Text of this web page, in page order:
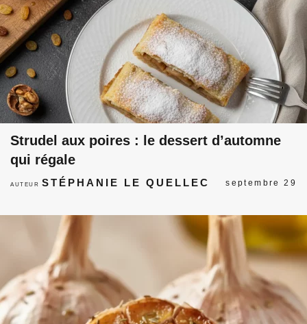
Strudel aux poires : le dessert d’automne
qui régale
AUTEURSTÉPHANIE LE QUELLEC septembre 29